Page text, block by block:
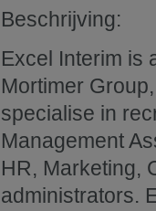
Beschrijving:
Excel Interim is
Mortimer
specialise in
Management
HR, Marketing,
administrators.